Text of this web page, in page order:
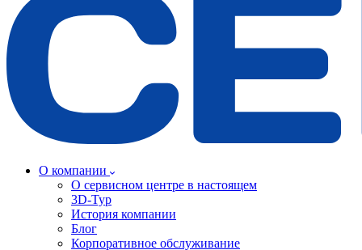
О компании
О сервисном центре в настоящем
3D-Тур
История компании
Блог
Корпоративное обслуживание